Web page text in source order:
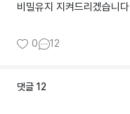
비밀유지 지켜드리겠습니다
0 12
댓글 12